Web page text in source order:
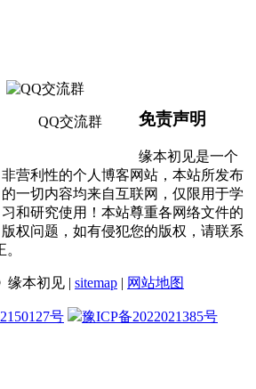
QQ交流群 免责声明
缘本初见是一个
非营利性的个人博客网站，本站所发布
的一切内容均来自互联网，仅限用于学
习和研究使用！本站尊重各网络文件的
版权问题，如有侵犯您的版权，请联系
缘本初见 | sitemap | 网站地图
号 豫ICP备2022021385号